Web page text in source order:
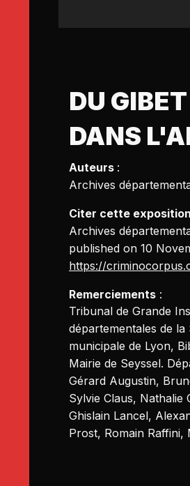
DU
DANS
Auteurs :
Archives
Citer cette exposition
Archives
published on 10
https://
Remerciements :
Tribunal de Grande
départementales de
municipale de Lyon,
Mairie de Seyssel.
Gérard Augustin,
Sylvie Claus,
Ghislain Lancel,
Prost, Romain Raffini,